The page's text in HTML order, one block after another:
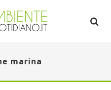
marina